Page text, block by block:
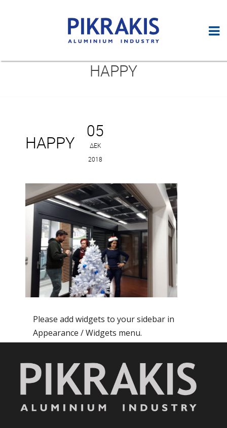
HAPPY
05
ΔΕΚ
2018
HAPPY
Please add widgets to your sidebar in
Appearance / Widgets menu.